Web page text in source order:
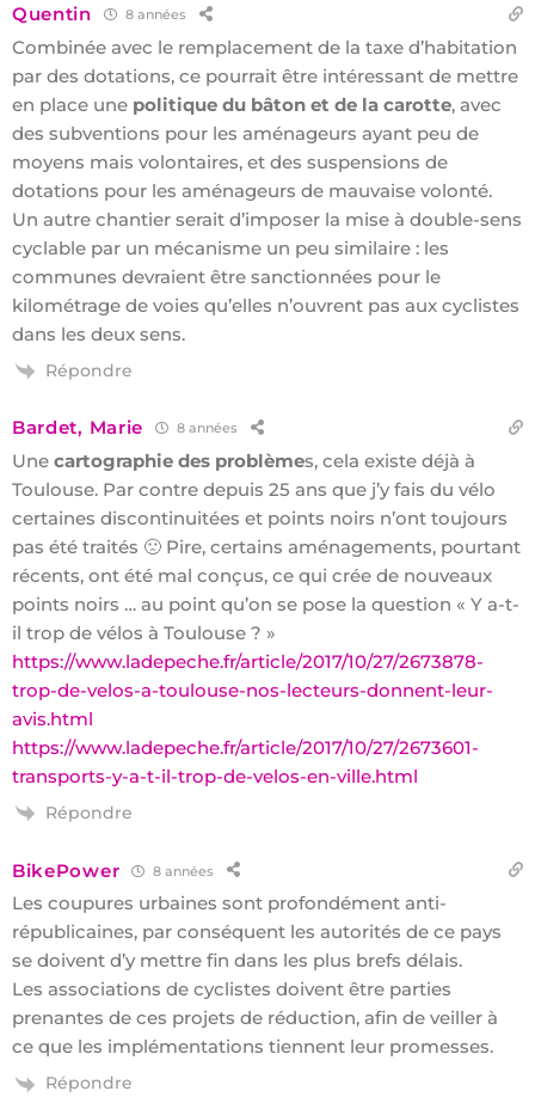
Quentin 8 années
Combinée avec le remplacement de la taxe d’habitation
par des dotations, ce pourrait être intéressant de mettre
en place une politique du bâton et de la carotte, avec
des subventions pour les aménageurs ayant peu de
moyens mais volontaires, et des suspensions de
dotations pour les aménageurs de mauvaise volonté.
Un autre chantier serait d’imposer la mise à double-sens
cyclable par un mécanisme un peu similaire : les
communes devraient être sanctionnées pour le
kilométrage de voies qu’elles n’ouvrent pas aux cyclistes
dans les deux sens.
Répondre
Bardet, Marie 8 années
Une cartographie des problèmes, cela existe déjà à
Toulouse. Par contre depuis 25 ans que j’y fais du vélo
certaines discontinuitées et points noirs n’ont toujours
pas été traités 🙁 Pire, certains aménagements, pourtant
récents, ont été mal conçus, ce qui crée de nouveaux
points noirs … au point qu’on se pose la question « Y a-t-
il trop de vélos à Toulouse ? »
https://www.ladepeche.fr/article/2017/10/27/2673878-
trop-de-velos-a-toulouse-nos-lecteurs-donnent-leur-
avis.html
https://www.ladepeche.fr/article/2017/10/27/2673601-
transports-y-a-t-il-trop-de-velos-en-ville.html
Répondre
BikePower 8 années
Les coupures urbaines sont profondément anti-
républicaines, par conséquent les autorités de ce pays
se doivent d’y mettre fin dans les plus brefs délais.
Les associations de cyclistes doivent être parties
prenantes de ces projets de réduction, afin de veiller à
ce que les implémentations tiennent leur promesses.
Répondre